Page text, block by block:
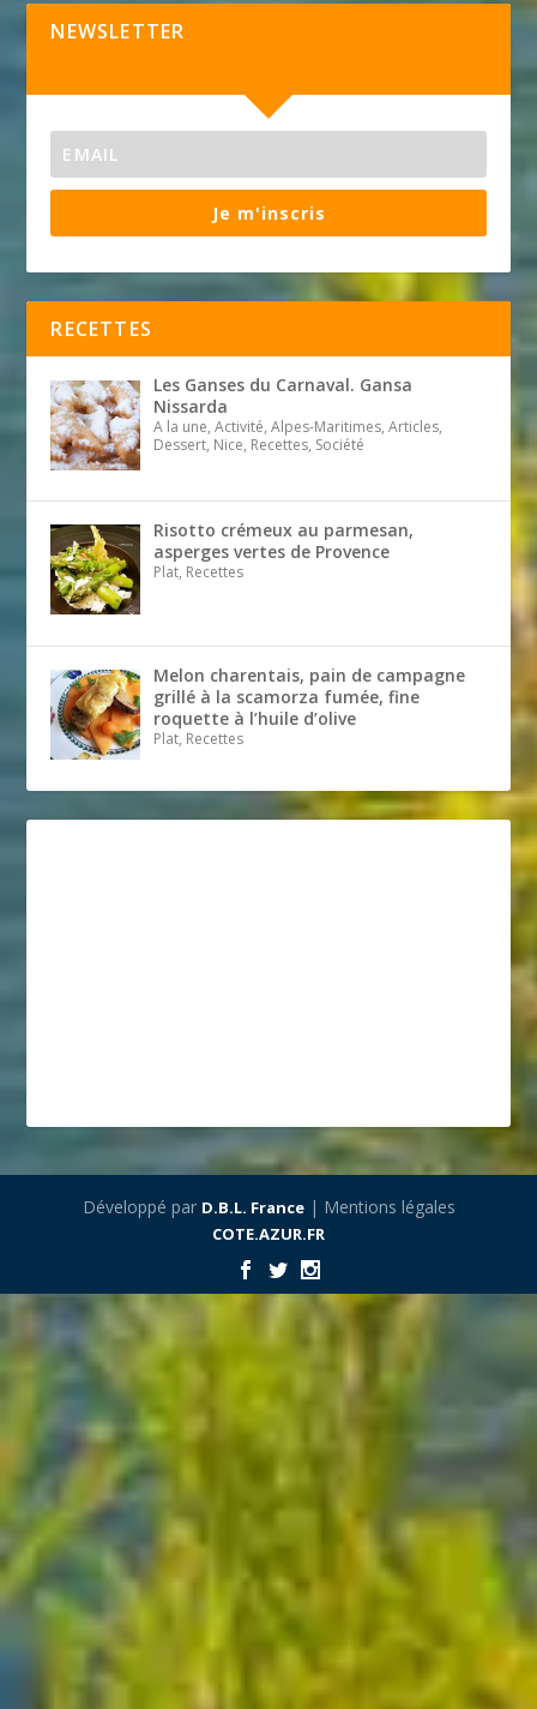
NEWSLETTER
Je m'inscris
RECETTES
Les Ganses du Carnaval. Gansa
Nissarda
A la une, Activité, Alpes-Maritimes, Articles,
Dessert, Nice, Recettes, Société
Risotto crémeux au parmesan,
asperges vertes de Provence
Plat, Recettes
Melon charentais, pain de campagne
grillé à la scamorza fumée, fine
roquette à l’huile d’olive
Plat, Recettes
Développé par D.B.L. France| Mentions légales
COTE.AZUR.FR